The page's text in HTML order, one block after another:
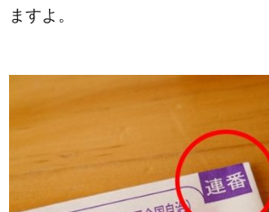
ますよ。